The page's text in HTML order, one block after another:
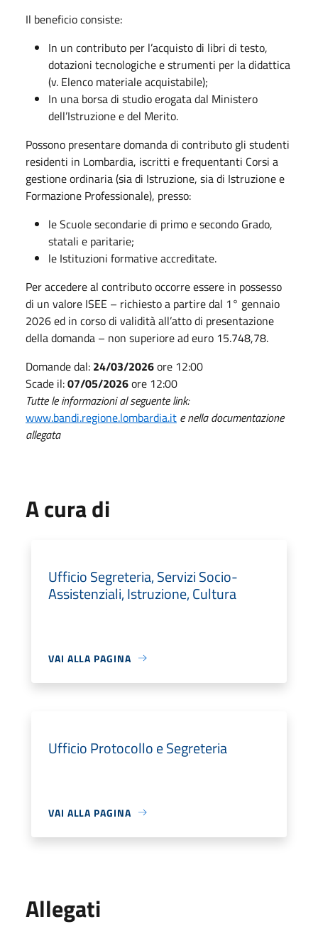
Il beneficio consiste:
In un contributo per l’acquisto di libri di testo,
dotazioni tecnologiche e strumenti per la didattica
(v. Elenco materiale acquistabile);
In una borsa di studio erogata dal Ministero
dell’Istruzione e del Merito.
Possono presentare domanda di contributo gli studenti
residenti in Lombardia, iscritti e frequentanti Corsi a
gestione ordinaria (sia di Istruzione, sia di Istruzione e
Formazione Professionale), presso:
le Scuole secondarie di primo e secondo Grado,
statali e paritarie;
le Istituzioni formative accreditate.
Per accedere al contributo occorre essere in possesso
di un valore ISEE – richiesto a partire dal 1° gennaio
2026 ed in corso di validità all’atto di presentazione
della domanda – non superiore ad euro 15.748,78.
Domande dal: 24/03/2026ore 12:00
Scade il:07/05/2026ore 12:00
Tutte le informazioni al seguente link:
www.bandi.regione.lombardia.it e nella documentazione
allegata
A cura di
Ufficio Segreteria, Servizi Socio-
Assistenziali, Istruzione, Cultura
VAI ALLA PAGINA
Ufficio Protocollo e Segreteria
VAI ALLA PAGINA
Allegati